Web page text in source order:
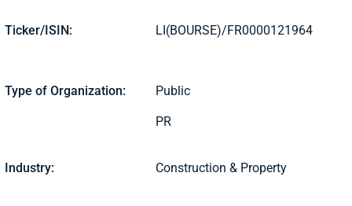
Ticker/ISIN: LI(BOURSE)/FR0000121964
Type of Organization: Public
PR
Industry: Construction & Property